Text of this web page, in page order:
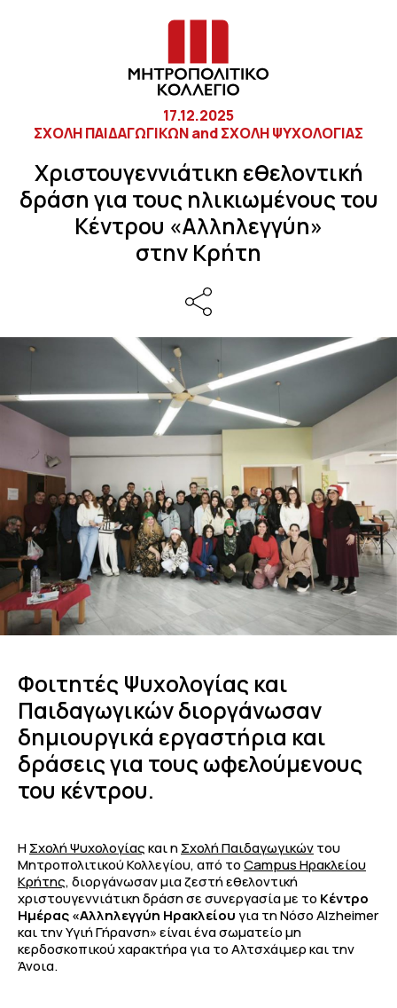
17.12.2025
ΣΧΟΛΗ ΠΑΙΔΑΓΩΓΙΚΩΝ and ΣΧΟΛΗ ΨΥΧΟΛΟΓΙΑΣ
Χριστουγεννιάτικη εθελοντική
δράση για τους ηλικιωμένους του
Κέντρου «Αλληλεγγύη»
στην Κρήτη
Φοιτητές Ψυχολογίας και
Παιδαγωγικών διοργάνωσαν
δημιουργικά εργαστήρια και
δράσεις για τους ωφελούμενους
του κέντρου.
ΗΣχολή Ψυχολογίαςκαι ηΣχολή Παιδαγωγικώντου
Μητροπολιτικού Κολλεγίου, από τοCampus Ηρακλείου
Κρήτης, διοργάνωσαν μια ζεστή εθελοντική
χριστουγεννιάτικη δράση σε συνεργασία με το Κέντρο
Ημέρας «Αλληλεγγύη Ηρακλείου για τη Νόσο Alzheimer
και την Υγιή Γήρανση» είναι ένα σωματείο μη
κερδοσκοπικού χαρακτήρα για το Αλτσχάιμερ και την
Άνοια.